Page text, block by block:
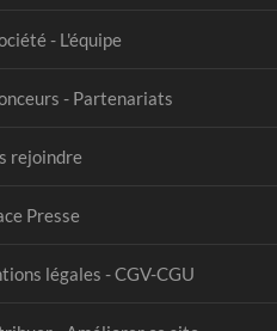
- L'équipe
- Partenariats
rejoindre
Presse
légales - CGV-CGU